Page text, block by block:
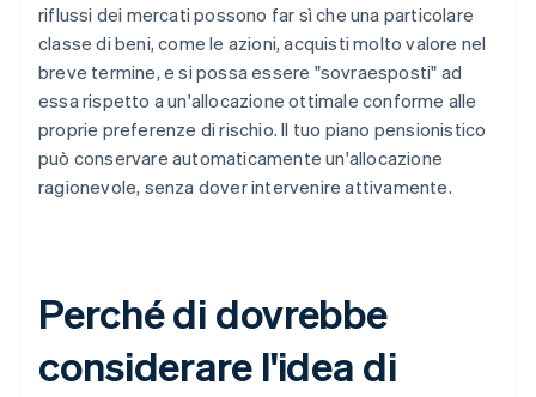
riflussi dei mercati possono far sì che una particolare
classe di beni, come le azioni, acquisti molto valore nel
breve termine, e si possa essere "sovraesposti" ad
essa rispetto a un'allocazione ottimale conforme alle
proprie preferenze di rischio. Il tuo piano pensionistico
può conservare automaticamente un'allocazione
ragionevole, senza dover intervenire attivamente.
Perché di dovrebbe
considerare l'idea di